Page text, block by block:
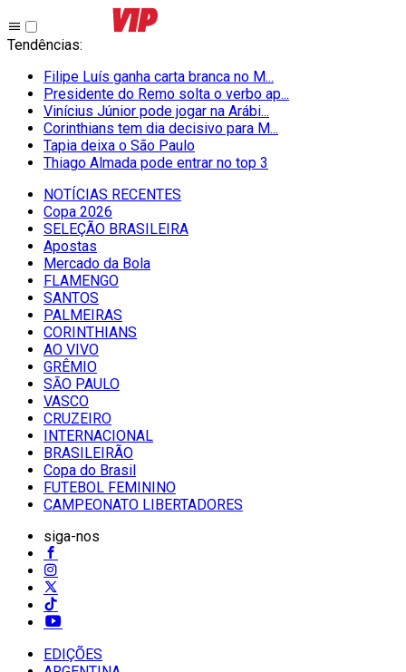
Tendências:
Filipe Luís ganha carta branca no M...
Presidente do Remo solta o verbo ap...
Vinícius Júnior pode jogar na Arábi...
Corinthians tem dia decisivo para M...
Tapia deixa o São Paulo
Thiago Almada pode entrar no top 3
NOTÍCIAS RECENTES
Copa 2026
SELEÇÃO BRASILEIRA
Apostas
Mercado da Bola
FLAMENGO
SANTOS
PALMEIRAS
CORINTHIANS
AO VIVO
GRÊMIO
SĀO PAULO
VASCO
CRUZEIRO
INTERNACIONAL
BRASILEIRÃO
Copa do Brasil
FUTEBOL FEMININO
CAMPEONATO LIBERTADORES
siga-nos
EDIÇÕES